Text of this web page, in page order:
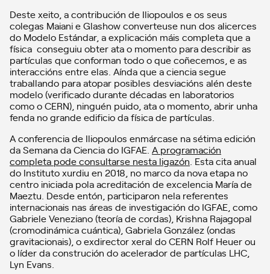
Deste xeito, a contribución de Iliopoulos e os seus
colegas Maiani e Glashow converteuse nun dos alicerces
do Modelo Estándar, a explicación máis completa que a
física conseguiu obter ata o momento para describir as
partículas que conforman todo o que coñecemos, e as
interaccións entre elas. Aínda que a ciencia segue
traballando para atopar posibles desviacións alén deste
modelo (verificado durante décadas en laboratorios
como o CERN), ninguén puido, ata o momento, abrir unha
fenda no grande edificio da física de partículas.
A conferencia de Iliopoulos enmárcase na sétima edición
da Semana da Ciencia do IGFAE. A programación
completa pode consultarse nesta ligazón . Esta cita anual
do Instituto xurdiu en 2018, no marco da nova etapa no
centro iniciada pola acreditación de excelencia María de
Maeztu. Desde entón, participaron nela referentes
internacionais nas áreas de investigación do IGFAE, como
Gabriele Veneziano (teoría de cordas), Krishna Rajagopal
(cromodinámica cuántica), Gabriela González (ondas
gravitacionais), o exdirector xeral do CERN Rolf Heuer ou
o líder da construción do acelerador de partículas LHC,
Lyn Evans.